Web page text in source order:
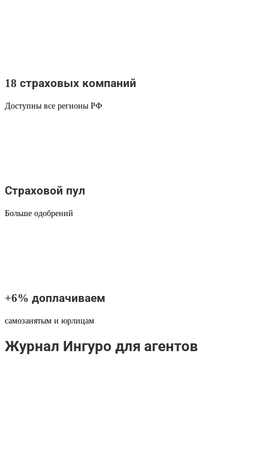
18 страховых компаний
Доступны все регионы РФ
Страховой пул
Больше одобрений
+6% доплачиваем
самозанятым и юрлицам
Журнал Ингуро для агентов